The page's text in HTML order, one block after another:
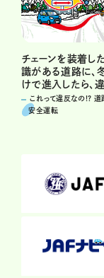
チェーンを装着し
識がある道路に、
けで進入したら、違
これって違反なの!? 道
安全運転